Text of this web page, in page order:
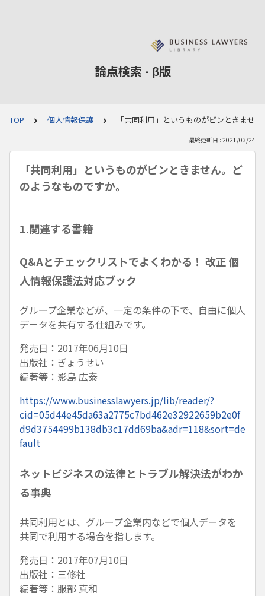
論点検索 - β版
TOP 個人情報保護 「共同利用」というものがピンときませ
最終更新日 : 2021/03/24
「共同利用」というものがピンときません。ど
のようなものですか。
1.関連する書籍
Q&Aとチェックリストでよくわかる！ 改正 個
人情報保護法対応ブック
グループ企業などが、一定の条件の下で、自由に個人
データを共有する仕組みです。
発売日：2017年06月10日
出版社：ぎょうせい
編著等：影島 広泰
https://www.businesslawyers.jp/lib/reader/?
cid=05d44e45da63a2775c7bd462e32922659b2e0f
d9d3754499b138db3c17dd69ba&adr=118&sort=de
fault
ネットビジネスの法律とトラブル解決法がわか
る事典
共同利用とは、グループ企業内などで個人データを
共同で利用する場合を指します。
発売日：2017年07月10日
出版社：三修社
編著等：服部 真和